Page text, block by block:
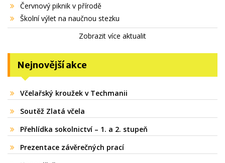
Červnový piknik v přírodě
Školní výlet na naučnou stezku
Zobrazit více aktualit
Nejnovější akce
Včelařský kroužek v Techmanii
Soutěž Zlatá včela
Přehlídka sokolnictví – 1. a 2. stupeň
Prezentace závěrečných prací